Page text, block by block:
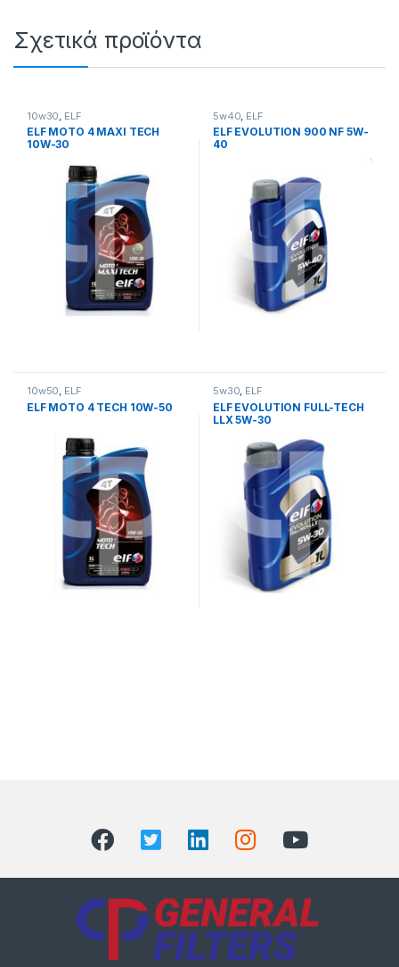
Σχετικά προϊόντα
10w30 ELF
ELF MOTO 4 MAXI TECH
10W-30
5w40 ELF
ELF EVOLUTION 900 NF 5W-
40
10w50, ELF
ELF MOTO 4 TECH 10W-50
5w30, ELF
ELF EVOLUTION FULL-TECH
LLX 5W-30